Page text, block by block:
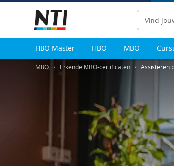
HBO Master HBO MBO
MBO Erkende MBO-certificaten Assisteren